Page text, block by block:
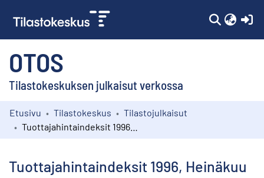
OTOS
Tilastokeskuksen julkaisut verkossa
Kokoelmat
Etusivu Tilastokeskus
Tilastojulkaisut
Tuottajahintaindeksit 1996, Heinäkuu